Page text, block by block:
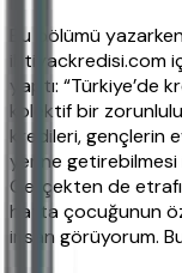
Bu bölümü
ihtiyackredisi.com
yaptı: “Türkiye’de
kolektif bir
kredileri, gençlerin
yerine getirebilmesi
Gerçekten de
hatta çocuğunun
insan görüyorum.